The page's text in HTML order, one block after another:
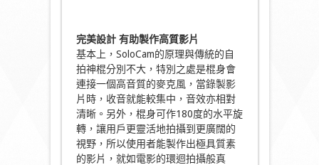
完美設計 有助製作高質影片
基本上，SoloCam的原理與傳統的自
拍神棍分別不大，特別之處是棍身會
連接一個高音質的麥克風，當錄製影
片時，收音就能較集中，音效亦相對
清晰。另外，棍身可作180度的水平旋
轉，讓用戶更靈活地拍攝到更廣闊的
視野，所以使用者能製作出極具質素
的影片，就如電影的環迴拍攝般真